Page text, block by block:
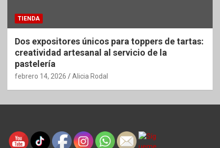
TIENDA
Dos expositores únicos para toppers de tartas:
creatividad artesanal al servicio de la
pastelería
febrero 14, 2026 Alicia Rodal